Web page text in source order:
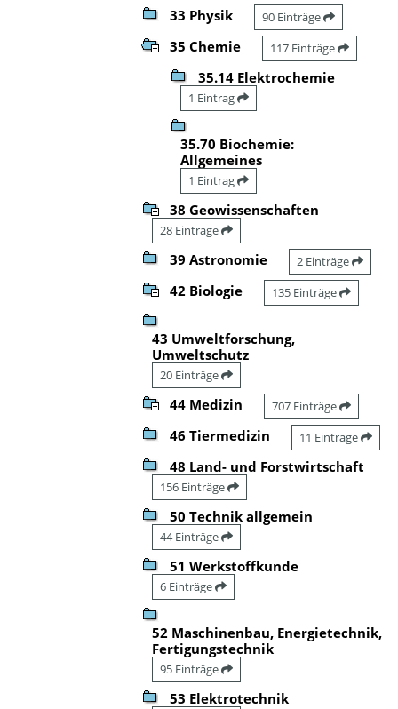
33 Physik 90 Einträge
35 Chemie 117 Einträge
35.14 Elektrochemie
1 Eintrag
35.70 Biochemie:
Allgemeines
1 Eintrag
38 Geowissenschaften
28 Einträge
39 Astronomie 2 Einträge
42 Biologie 135 Einträge
43 Umweltforschung,
Umweltschutz
20 Einträge
44 Medizin 707 Einträge
46 Tiermedizin 11 Einträge
48 Land- und Forstwirtschaft
156 Einträge
50 Technik allgemein
44 Einträge
51 Werkstoffkunde
6 Einträge
52 Maschinenbau, Energietechnik,
Fertigungstechnik
95 Einträge
53 Elektrotechnik